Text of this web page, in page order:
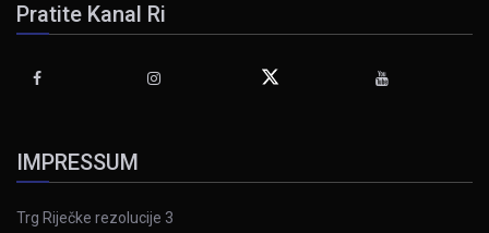
Pratite Kanal Ri
IMPRESSUM
Trg Riječke rezolucije 3